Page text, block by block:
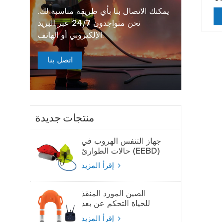
يمكنك الاتصال بنا بأي طريقة مناسبة لك.
نحن متواجدون 24/7 عبر البريد
الإلكتروني أو الهاتف.
اتصل بنا
منتجات جديدة
جهاز التنفس الهروب في
حالات الطوارئ (EEBD)
جهاز تنفس الهواء
الصين المورد المنقذ
للحياة التحكم عن بعد
لايفبوي